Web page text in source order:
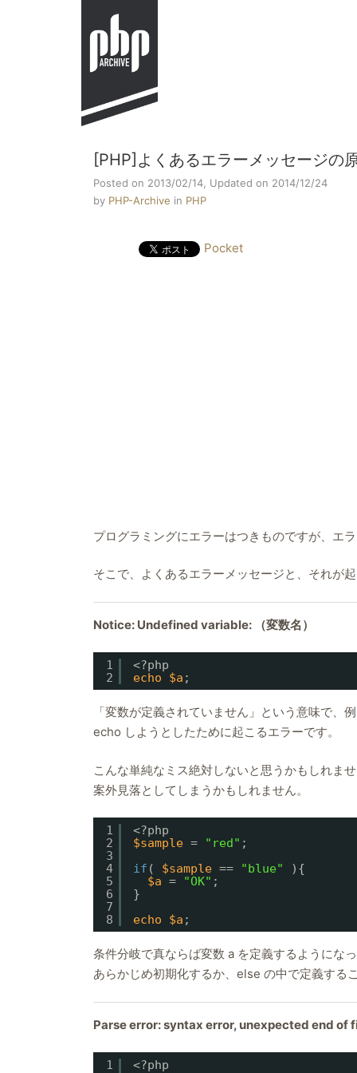
[PHP]よくあるエラーメッセージの
Posted on 2013/02/14, Updated on 2014/12/24
by PHP-Archive in PHP
Pocket
プログラミングにエラーはつきものですが、エ
そこで、よくあるエラーメッセージと、それが
Notice: Undefined variable: （変数名）
1
2
<?php
echo
$a ;
「変数が定義されていません」という意味で、
echo しようとしたために起こるエラーです。
こんな単純なミス絶対しないと思うかもしれま
案外見落としてしまうかもしれません。
1
2
3
4
5
6
7
8
<?php
$sample = "red" ;
if ( $sample == "blue"
){
$a = "OK" ;
}
echo
$a ;
条件分岐で真ならば変数 a を定義するようにな
あらかじめ初期化するか、else の中で定義する
Parse error: syntax error, unexpected end of
1
<?php